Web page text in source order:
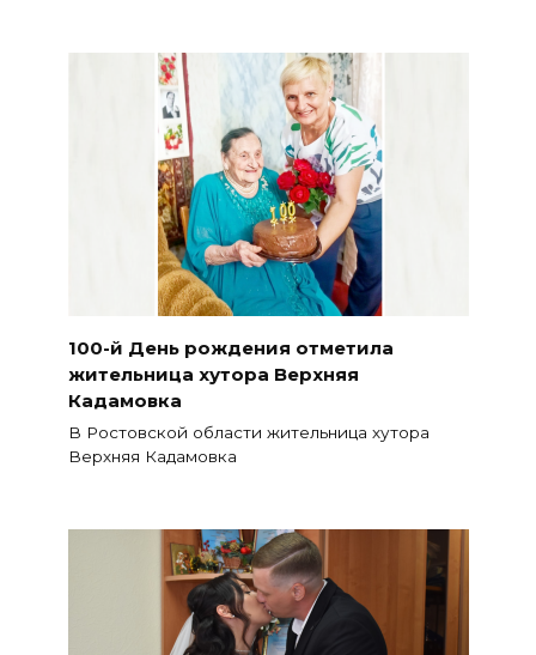
100-й День рождения отметила
жительница хутора Верхняя
Кадамовка
В Ростовской области жительница хутора
Верхняя Кадамовка